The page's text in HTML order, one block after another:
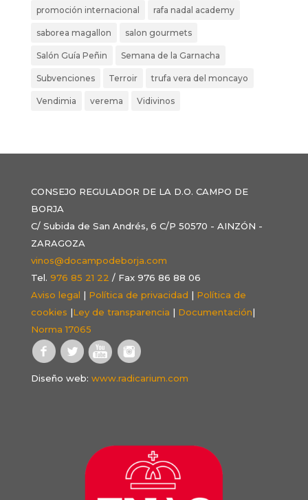
promoción internacional rafa nadal academy
saborea magallon salon gourmets
Salón Guía Peñin Semana de la Garnacha
Subvenciones Terroir trufa vera del moncayo
Vendimia verema Vidivinos
CONSEJO REGULADOR DE LA D.O. CAMPO DE
BORJA
C/ Subida de San Andrés, 6 C/P 50570 - AINZÓN -
ZARAGOZA
vinos@docampodeborja.com
Tel. 976 85 21 22 / Fax 976 86 88 06
Aviso legal | Política de privacidad | Política de
cookies |Ley de transparencia | Documentación|
Norma 17065
Diseño web: www.radicarium.com